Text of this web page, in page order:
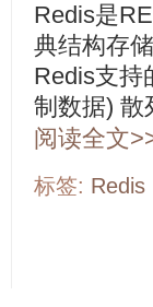
Redis是
典结构存
Redis支持
制数据) 散
阅读全文
标签: Redis